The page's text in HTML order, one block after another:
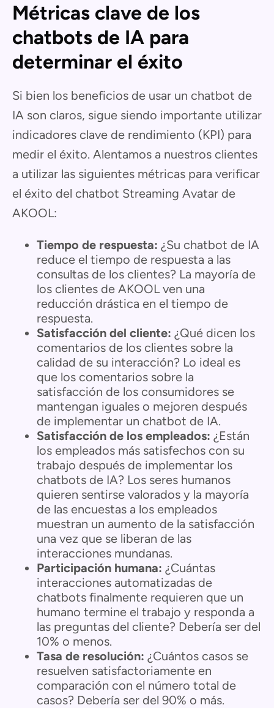
Métricas clave de los
chatbots de IA para
determinar el éxito
Si bien los beneficios de usar un chatbot de
IA son claros, sigue siendo importante utilizar
indicadores clave de rendimiento (KPI) para
medir el éxito. Alentamos a nuestros clientes
a utilizar las siguientes métricas para verificar
el éxito del chatbot Streaming Avatar de
AKOOL:
Tiempo de respuesta: ¿Su chatbot de IA
reduce el tiempo de respuesta a las
consultas de los clientes? La mayoría de
los clientes de AKOOL ven una
reducción drástica en el tiempo de
respuesta.
Satisfacción del cliente: ¿Qué dicen los
comentarios de los clientes sobre la
calidad de su interacción? Lo ideal es
que los comentarios sobre la
satisfacción de los consumidores se
mantengan iguales o mejoren después
de implementar un chatbot de IA.
Satisfacción de los empleados: ¿Están
los empleados más satisfechos con su
trabajo después de implementar los
chatbots de IA? Los seres humanos
quieren sentirse valorados y la mayoría
de las encuestas a los empleados
muestran un aumento de la satisfacción
una vez que se liberan de las
interacciones mundanas.
Participación humana: ¿Cuántas
interacciones automatizadas de
chatbots finalmente requieren que un
humano termine el trabajo y responda a
las preguntas del cliente? Debería ser del
10% o menos.
Tasa de resolución: ¿Cuántos casos se
resuelven satisfactoriamente en
comparación con el número total de
casos? Debería ser del 90% o más.